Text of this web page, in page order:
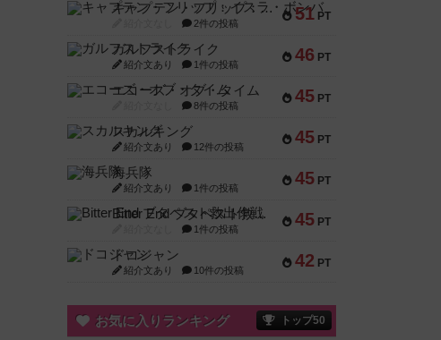
51 PT
キャプテン・フリップ：イスラ・ボンバ
2件の投稿
46 PT
ガルフストライク
紹介文あり 1件の投稿
45 PT
エコーズ・オブ・タイム
8件の投稿
45 PT
スカルキング
紹介文あり 12件の投稿
45 PT
海兵隊
紹介文あり 1件の投稿
45 PT
Bitter End ブタペスト救出作戦
1件の投稿
42 PT
ドコジャン
紹介文あり 10件の投稿
お気に入りランキング トップ50